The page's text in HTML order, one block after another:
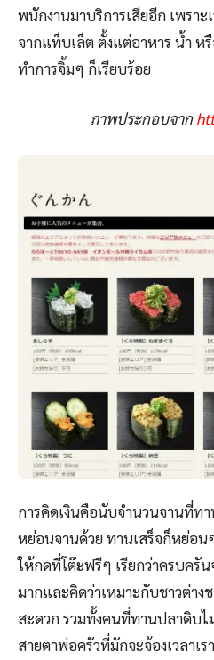
พนักงานมาบริการเสียอีก เพราะ
จากแท็บเล็ต ตั้งแต่อาหาร น้ำ หรื
ทำการจิ้มๆ ก็เรียบร้อย
ภาพประกอบจาก
การคิดเงินคือนับจำนวนจานที่ท
หย่อนจานด้วย ทานเสร็จก็หย่อน
ให้กดที่โต๊ะฟรีๆ เรียกว่าครบครั
มากและคิดว่าเหมาะกับชาวต่าง
สะดวก รวมทั้งคนที่ทานปลาดิบไ
สายตาพ่อครัวที่มักจะจ้องเวลาเ